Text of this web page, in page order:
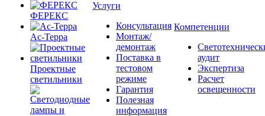
ФЕРЕКС
Ас-Терра
Проектные
светильники
Услуги
Консультация
Монтаж/
демонтаж
Поставка в
тестовом
режиме
Гарантия
Полезная
информация
Компетенции
аудит
Экспертиза
Расчет
освещенности